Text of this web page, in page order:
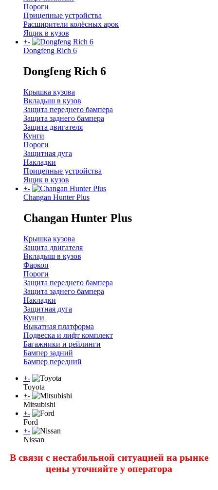
Пороги
Прицепные устройства
Расширители колёсных арок
Ящик в кузов
+-
Dongfeng Rich 6
Dongfeng Rich 6
Крышка кузова
Вкладыш в кузов
Защита переднего бампера
Защита заднего бампера
Защита двигателя
Кунги
Пороги
Защитная дуга
Накладки
Прицепные устройства
Ящик в кузов
+-
Changan Hunter Plus
Changan Hunter Plus
Крышка кузова
Защита двигателя
Вкладыш в кузов
Фаркоп
Пороги
Защита переднего бампера
Защита заднего бампера
Накладки
Защитная дуга
Кунги
Выкатная платформа
Подвеска и лифт комплект
Багажники и рейлинги
Бампер задний
Бампер передний
+-
Toyota
+-
Mitsubishi
+-
Ford
+-
Nissan
В связи с нестабильной ситуацией на рынке
цены уточняйте у оператора